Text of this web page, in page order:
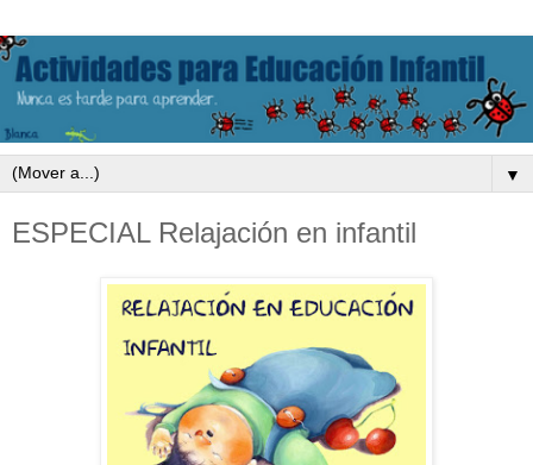
▼
ESPECIAL Relajación en infantil